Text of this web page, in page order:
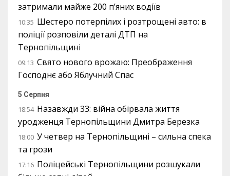
затримали майже 200 п’яних водіїв
10:35 Шестеро потерпілих і розтрощені авто: в
поліції розповіли деталі ДТП на
Тернопільщині
09:13 Свято нового врожаю: Преображення
Господнє або Яблучний Спас
5 Серпня
18:54 Назавжди 33: війна обірвала життя
уродженця Тернопільщини Дмитра Березка
18:00 У четвер на Тернопільщині – сильна спека
та грози
17:16 Поліцейські Тернопільщини розшукали